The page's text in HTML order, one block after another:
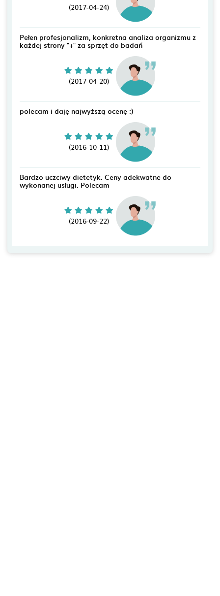
(2017-04-24)
Pełen profesjonalizm, konkretna analiza organizmu z
każdej strony "+" za sprzęt do badań
(2017-04-20)
polecam i daję najwyższą ocenę :)
(2016-10-11)
Bardzo uczciwy dietetyk. Ceny adekwatne do
wykonanej usługi. Polecam
(2016-09-22)